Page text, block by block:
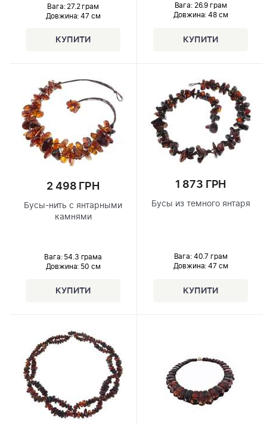
Вага: 27.2 грам
Довжина: 47 см
Вага: 26.9 грам
Довжина: 48 см
2 498 ГРН
Бусы-нить с янтарными
камнями
Вага: 54.3 грама
Довжина: 50 см
1 873 ГРН
Бусы из темного янтаря
Вага: 40.7 грам
Довжина: 47 см